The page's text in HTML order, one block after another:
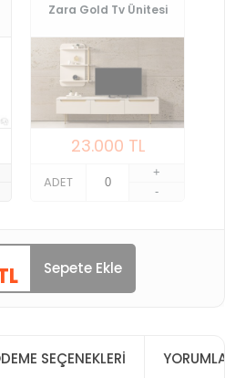
Zara Gold Tv Ünitesi
23.000 TL
ADET
+
-
Sepete Ekle
SEÇENEKLERI